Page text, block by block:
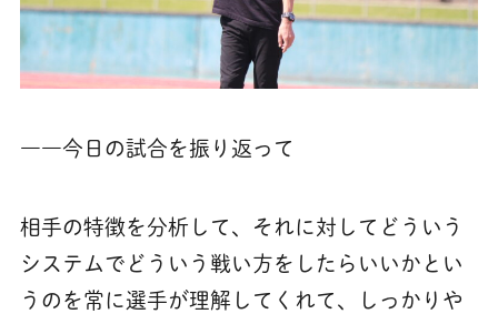
――今日の試合を振り返って
相手の特徴を分析して、それに対してどういう
システムでどういう戦い方をしたらいいかとい
うのを常に選手が理解してくれて、しっかりや